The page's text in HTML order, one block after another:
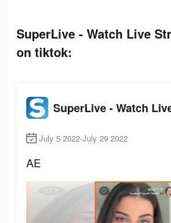
SuperLive - Watch Live
on tiktok:
July 5 2022-July 29 2022
AE